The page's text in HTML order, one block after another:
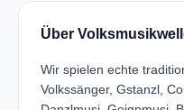
Über
Wir spielen echte
Volkssänger, Gstanzl,